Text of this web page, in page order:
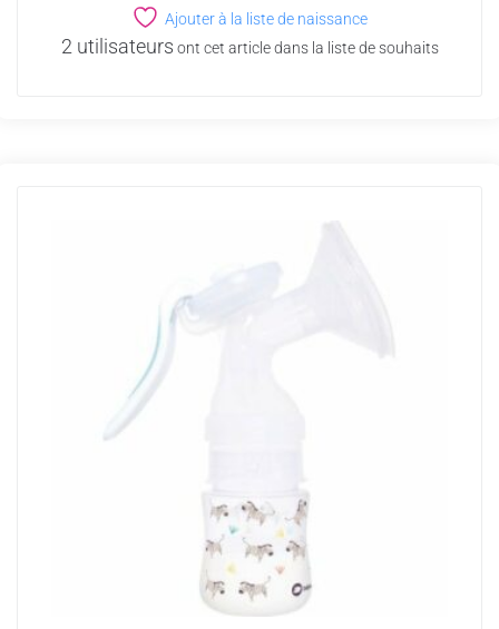
Ajouter à la liste de naissance
2 utilisateurs ont cet article dans la liste de souhaits